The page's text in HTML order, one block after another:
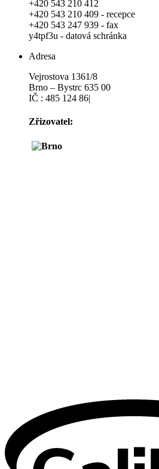
+420 543 210 412
+420 543 210 409 - recepce
+420 543 247 939 - fax
y4tpf3u - datová schránka
Adresa
Vejrostova 1361/8
Brno – Bystrc 635 00
IČ : 485 124 86|
Zřizovatel: